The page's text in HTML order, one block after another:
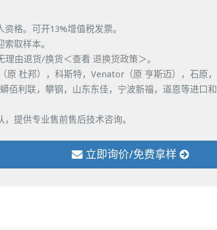
格。可开13%增值税发票。
取样本。
理由退货/换货＜查看 退换货政策＞。
原 杜邦），科斯特，Venator（原 亨斯迈），石原，
佰利联，攀钢，山东东佳，宁波新福，道恩等进口和
提供专业售前售后技术咨询。
立即询价/免费拿样